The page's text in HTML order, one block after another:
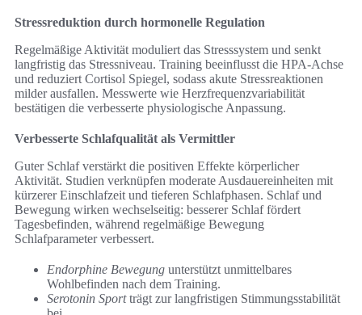
Stressreduktion durch hormonelle Regulation
Regelmäßige Aktivität moduliert das Stresssystem und senkt
langfristig das Stressniveau. Training beeinflusst die HPA-Achse
und reduziert Cortisol Spiegel, sodass akute Stressreaktionen
milder ausfallen. Messwerte wie Herzfrequenzvariabilität
bestätigen die verbesserte physiologische Anpassung.
Verbesserte Schlafqualität als Vermittler
Guter Schlaf verstärkt die positiven Effekte körperlicher
Aktivität. Studien verknüpfen moderate Ausdauereinheiten mit
kürzerer Einschlafzeit und tieferen Schlafphasen. Schlaf und
Bewegung wirken wechselseitig: besserer Schlaf fördert
Tagesbefinden, während regelmäßige Bewegung
Schlafparameter verbessert.
Endorphine Bewegung unterstützt unmittelbares
Wohlbefinden nach dem Training.
Serotonin Sportträgt zur langfristigen Stimmungsstabilität